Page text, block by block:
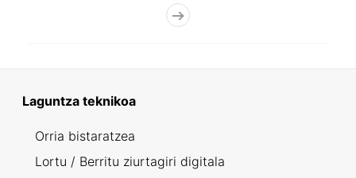
Laguntza teknikoa
Orria bistaratzea
Lortu / Berritu ziurtagiri digitala